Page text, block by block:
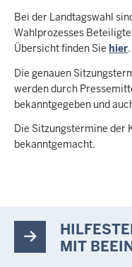
Bei der Landtagswahl
Wahlprozesses
Übersicht finden Sie hier.
Die genauen
werden durch
bekanntgegeben und
Die Sitzungstermine der
bekanntgemacht.
MIT